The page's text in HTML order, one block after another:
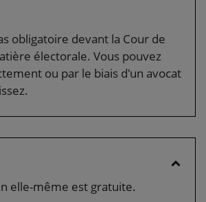
obligatoire devant la Cour de
électorale. Vous pouvez
ou par le biais d'un avocat
elle-même est gratuite.